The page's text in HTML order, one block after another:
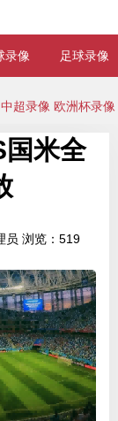
录像 足球录像
中超录像 欧洲杯录像
米全
员 浏览：519